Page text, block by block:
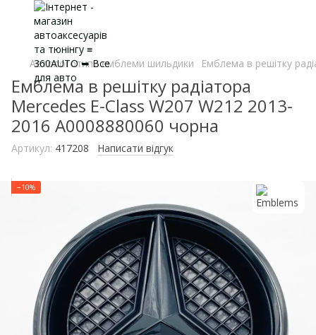
Автологотипи емблеми шильдики Емблема в решітку
Емблема в решітку радіатора
Mercedes E-Class W207 W212 2013-
2016 A0008880060 чорна
Артикул: 417208 Написати відгук
−10%